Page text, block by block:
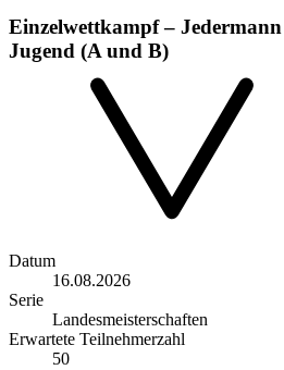
Einzelwettkampf –
Jugend (A und B)
Datum
16.08.2026
Serie
Landesmeisterschaften
Erwartete Teilnehmerzahl
50